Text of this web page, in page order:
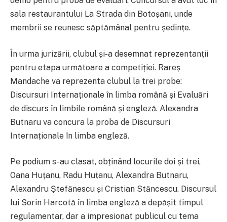
sala restaurantului La Strada din Botoșani, unde
membrii se reunesc săptămânal pentru ședințe.
În urma jurizării, clubul și-a desemnat reprezentanții
pentru etapa următoare a competiției. Rareș
Mandache va reprezenta clubul la trei probe:
Discursuri Internaționale în limba română și Evaluări
de discurs în limbile română și engleză. Alexandra
Butnaru va concura la proba de Discursuri
Internaționale în limba engleză.
Pe podium s-au clasat, obținând locurile doi și trei,
Oana Huțanu, Radu Huțanu, Alexandra Butnaru,
Alexandru Ștefănescu și Cristian Stăncescu. Discursul
lui Sorin Harcotă în limba engleză a depășit timpul
regulamentar, dar a impresionat publicul cu tema